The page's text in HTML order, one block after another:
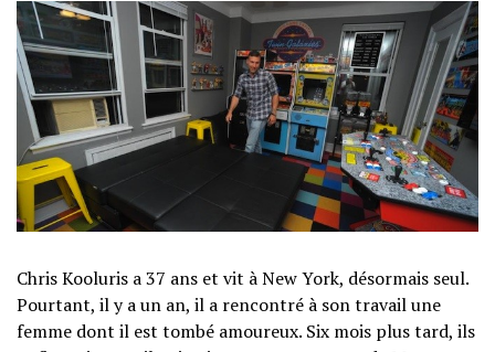
Chris Kooluris a 37 ans et vit à New York, désormais seul.
Pourtant, il y a un an, il a rencontré à son travail une
femme dont il est tombé amoureux. Six mois plus tard, ils